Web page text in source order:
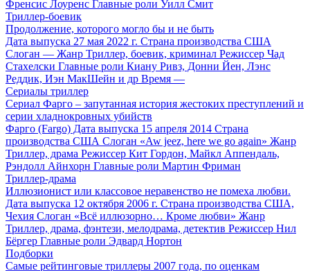
Френсис Лоуренс Главные роли Уилл Смит
Триллер-боевик
Продолжение, которого могло бы и не быть
Дата выпуска 27 мая 2022 г. Страна производства США
Слоган — Жанр Триллер, боевик, криминал Режиссер Чад
Стахелски Главные роли Киану Ривз, Донни Йен, Лэнс
Реддик, Иэн МакШейн и др Время —
Сериалы триллер
Сериал Фарго – запутанная история жестоких преступлений и
серии хладнокровных убийств
Фарго (Fargo) Дата выпуска 15 апреля 2014 Страна
производства США Слоган «Aw jeez, here we go again» Жанр
Триллер, драма Режиссер Кит Гордон, Майкл Аппендаль,
Рэндолл Айнхорн Главные роли Мартин Фриман
Триллер-драма
Иллюзионист или классовое неравенство не помеха любви.
Дата выпуска 12 октября 2006 г. Страна производства США,
Чехия Слоган «Всё иллюзорно… Кроме любви» Жанр
Триллер, драма, фэнтези, мелодрама, детектив Режиссер Нил
Бёргер Главные роли Эдвард Нортон
Подборки
Самые рейтинговые триллеры 2007 года, по оценкам